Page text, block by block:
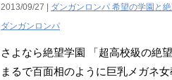
2013/09/27 | ダンガンロンパ 希望の学園と
ダンガンロンパ
さよなら絶望学園 「超高校級の絶
まるで百面相のように巨乳メガネ